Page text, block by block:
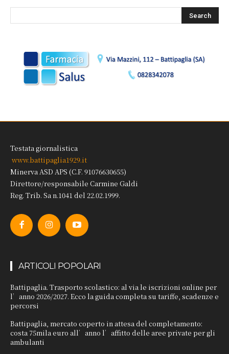
Testata giornalistica
www.battipaglia1929.it
Minerva ASD APS (C.F. 91076630655)
Direttore/responsabile Carmine Galdi
Reg. Trib. Sa n.1041 del 22.02.1999.
ARTICOLI POPOLARI
Battipaglia. Trasporto scolastico: al via le iscrizioni online per
l’anno 2026/2027. Ecco la guida completa su tariffe, scadenze e
percorsi
Battipaglia, mercato coperto in attesa del completamento:
costa 75mila euro all’anno l’affitto delle aree private per gli
ambulanti